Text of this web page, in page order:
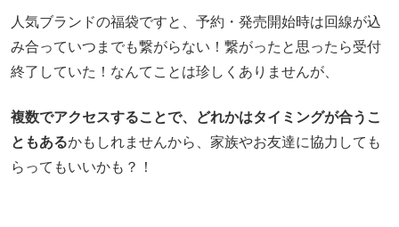
人気ブランドの福袋ですと、予約・発売開始時は回線が込
み合っていつまでも繋がらない！繋がったと思ったら受付
終了していた！なんてことは珍しくありませんが、
複数でアクセスすることで、どれかはタイミングが合うこ
ともあるかもしれませんから、家族やお友達に協力しても
らってもいいかも？！